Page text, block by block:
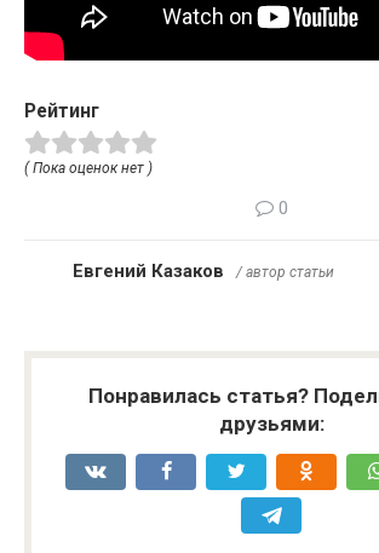
Рейтинг
( Пока оценок нет )
0
Евгений Казаков / автор статьи
Понравилась статья?
друзьями: